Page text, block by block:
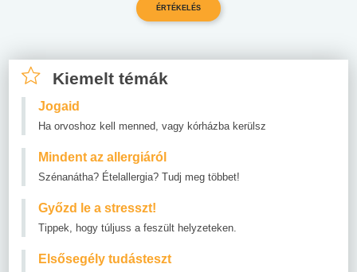
Kiemelt témák
Jogaid
Ha orvoshoz kell menned, vagy kórházba kerülsz
Mindent az allergiáról
Szénanátha? Ételallergia? Tudj meg többet!
Győzd le a stresszt!
Tippek, hogy túljuss a feszült helyzeteken.
Elsősegély tudásteszt